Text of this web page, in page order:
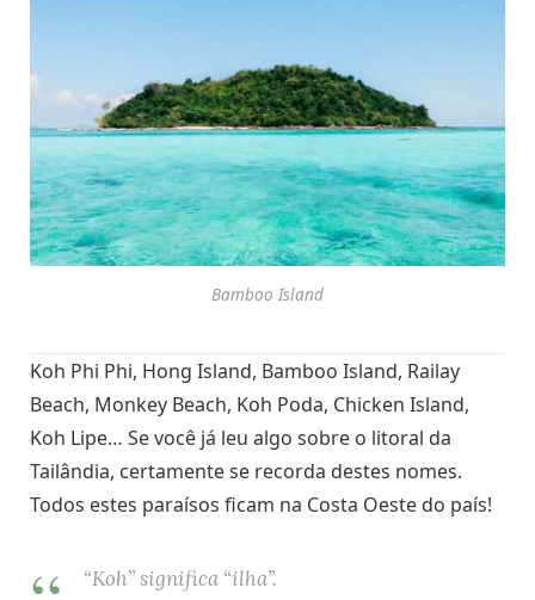
Bamboo Island
Koh Phi Phi, Hong Island, Bamboo Island, Railay
Beach, Monkey Beach, Koh Poda, Chicken Island,
Koh Lipe… Se você já leu algo sobre o litoral da
Tailândia, certamente se recorda destes nomes.
Todos estes paraísos ficam na Costa Oeste do país!
“Koh” significa “ilha”.